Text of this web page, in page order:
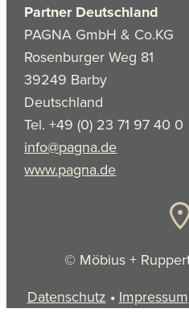
Partner Deutschland
PAGNA GmbH & Co.KG
Rosenburger Weg 81
39249 Barby
Deutschland
Tel. +49 (0) 23 71 97 40 0
info@pagna.de
www.pagna.de
© Möbius +
Datenschutz • Impressum